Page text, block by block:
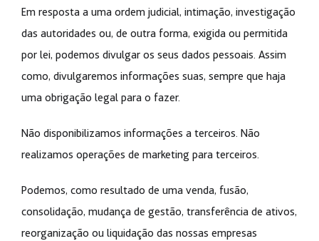
Em resposta a uma ordem judicial, intimação, investigação
das autoridades ou, de outra forma, exigida ou permitida
por lei, podemos divulgar os seus dados pessoais. Assim
como, divulgaremos informações suas, sempre que haja
uma obrigação legal para o fazer.
Não disponibilizamos informações a terceiros. Não
realizamos operações de marketing para terceiros.
Podemos, como resultado de uma venda, fusão,
consolidação, mudança de gestão, transferência de ativos,
reorganização ou liquidação das nossas empresas